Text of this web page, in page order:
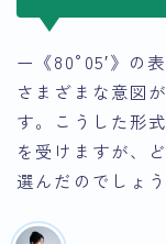
ー《80°05′》の
さまざまな意図
す。こうした形
を受けますが、
選んだのでしょう